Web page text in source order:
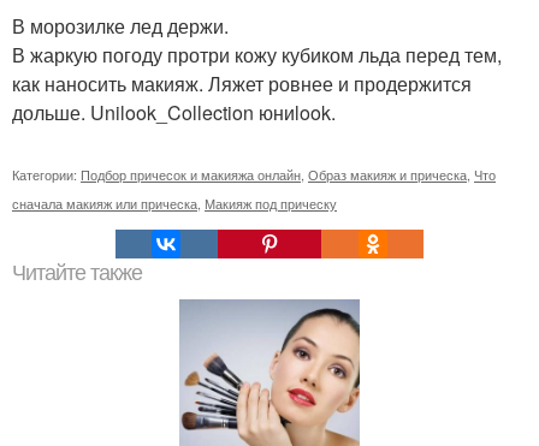
В морозилке лед держи.
В жаркую погоду протри кожу кубиком льда перед тем,
как наносить макияж. Ляжет ровнее и продержится
дольше. Unilook_Collection юниlook.
Категории: Подбор причесок и макияжа онлайн Образ макияж и прическа Что
сначала макияж или прическа Макияж под прическу
Читайте также